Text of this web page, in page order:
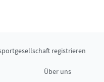
registrieren
Über uns